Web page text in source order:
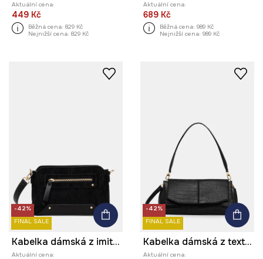
Aktuální cena:
449 Kč
Běžná cena: 829 Kč
Nejnižší cena: 829 Kč
Aktuální cena:
689 Kč
Běžná cena: 989 Kč
Nejnižší cena: 989 Kč
-42%
FINAL SALE
Kabelka dámská z imitace semiše a imitace kůže
Aktuální cena:
-42%
FINAL SALE
Kabelka dámská z texturované imitace kůže
Aktuální cena: